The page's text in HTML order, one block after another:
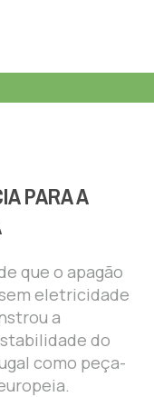
PARA A
que o apagão
eletricidade
a
do
como peça-